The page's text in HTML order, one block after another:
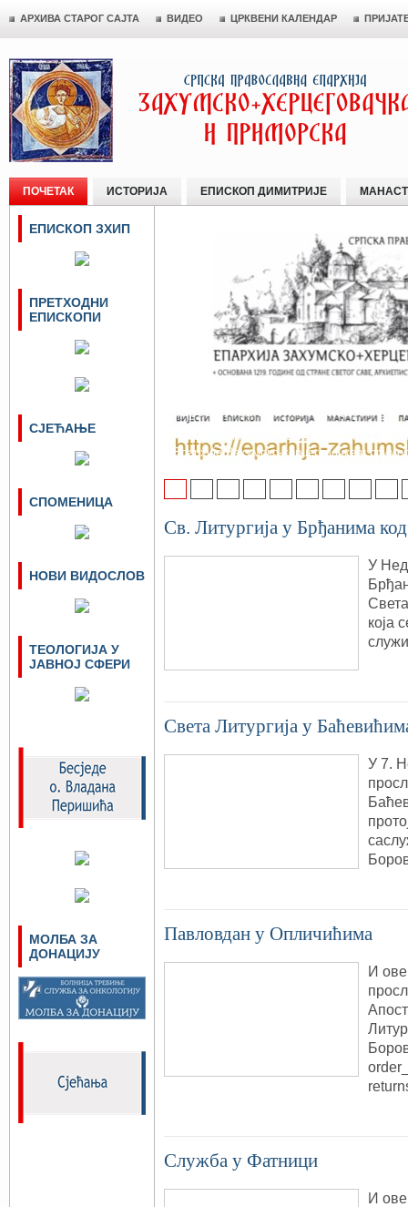
АРХИВА СТАРОГ САЈТА ВИДЕО ЦРКВЕНИ КАЛЕНДАР
ПОЧЕТАК ИСТОРИЈА ЕПИСКОП ДИМИТРИЈЕ
адреси и са новим изгледом
Поштовани посјетиоци, од Васкрса ове
Епархије Захумско-херцеговачке и
Св. Литургија у Брђанима
У
која
Света Литургија у
У 7.
Павловдан у Опличићима
И ове
Служба у Фатници
И ове
ЕПИСКОП ЗХИП
ПРЕТХОДНИ
ЕПИСКОПИ
СЈЕЋАЊЕ
СПОМЕНИЦА
НОВИ ВИДОСЛОВ
ТЕОЛОГИЈА У
ЈАВНОЈ СФЕРИ
МОЛБА ЗА
ДОНАЦИЈУ